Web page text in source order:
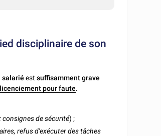
disciplinaire de son
salarié est suffisamment grave
licenciement pour faute.
de sécurité) ;
refus d'exécuter des tâches